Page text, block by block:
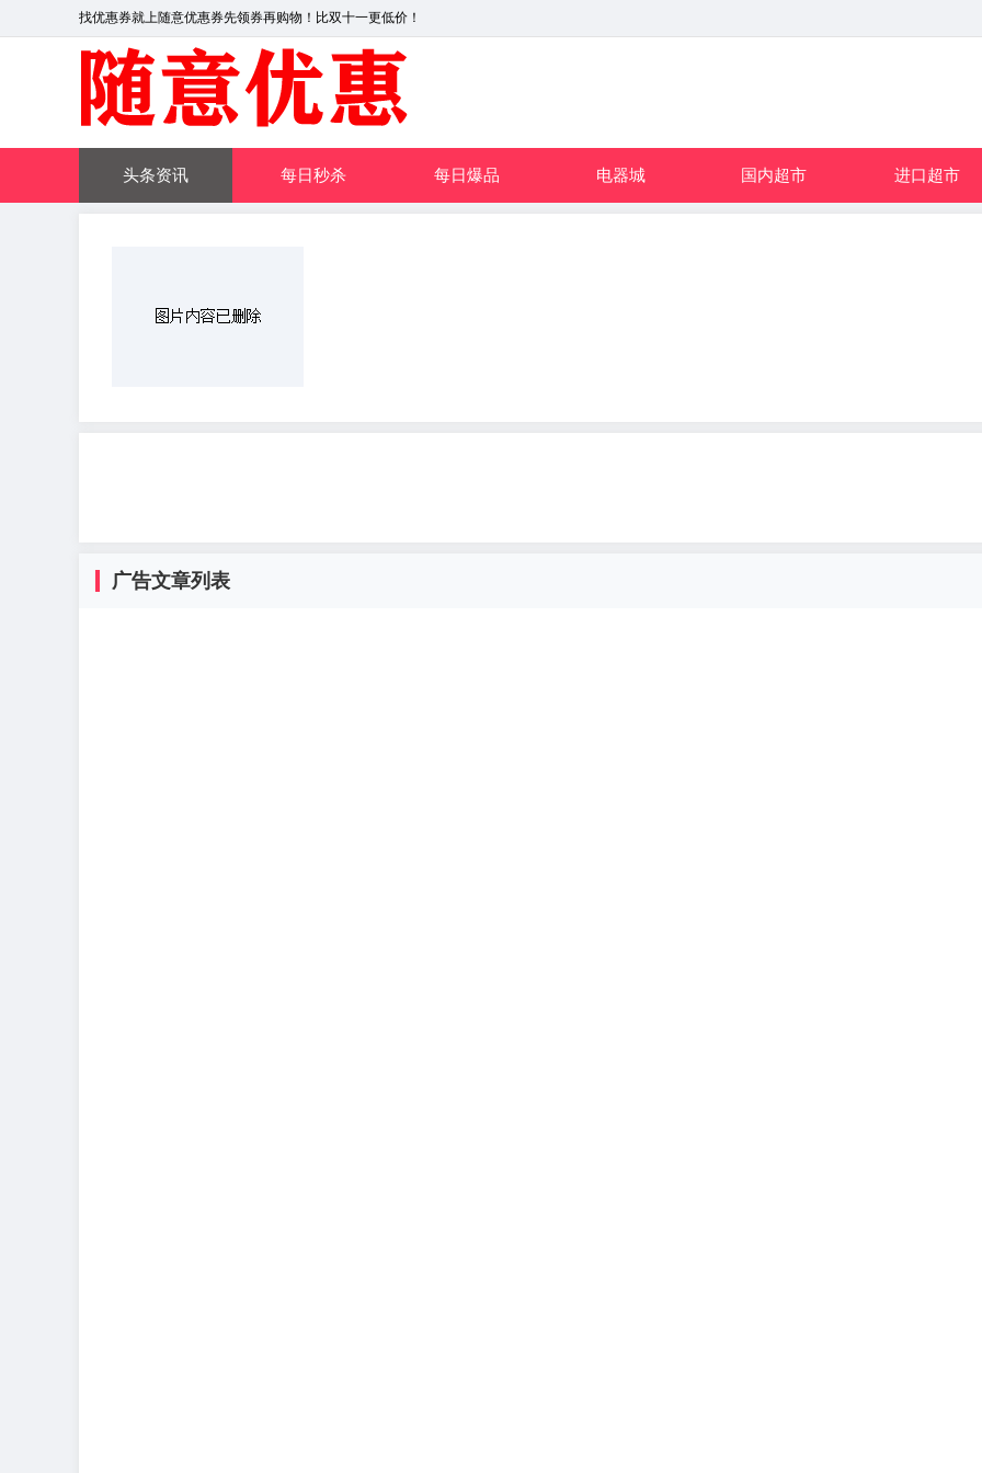
找优惠券就上随意优惠券先领券再购物！比双十一更低价！
头条资讯 每日秒杀 每日爆品 电器城 国内超市 进口超市
广告文章列表